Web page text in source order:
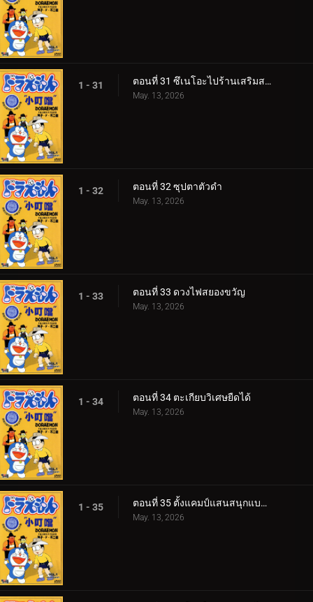
1 - 31 ตอนที่ 31 ซึเนโอะไปร้านเสริมสวย 360p
May. 13, 2026
1 - 32 ตอนที่ 32 ซุปตาตัวดำ
May. 13, 2026
1 - 33 ตอนที่ 33 ดวงไฟสยองขวัญ
May. 13, 2026
1 - 34 ตอนที่ 34 ตะเกียบวิเศษยืดได้
May. 13, 2026
1 - 35 ตอนที่ 35 ตั้งแคมป์แสนสนุกแบบศตวรรษที่ 22
May. 13, 2026